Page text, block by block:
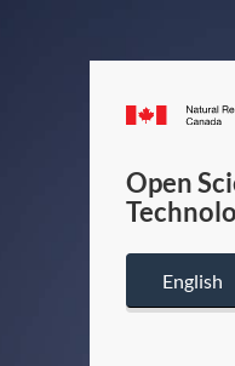
Open
English